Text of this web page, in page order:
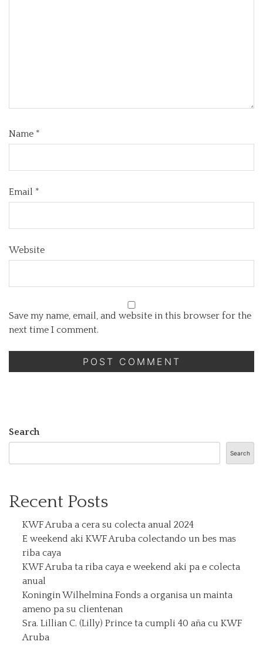
Name *
Email *
Website
Save my name, email, and website in this browser for the
next time I comment.
Search
Search
Recent Posts
KWF Aruba a cera su colecta anual 2024
E weekend aki KWF Aruba colectando un bes mas
riba caya
KWF Aruba ta riba caya e weekend aki pa e colecta
anual
Koningin Wilhelmina Fonds a organisa un mainta
ameno pa su clientenan
Sra. Lillian C. (Lilly) Prince ta cumpli 40 aña cu KWF
Aruba